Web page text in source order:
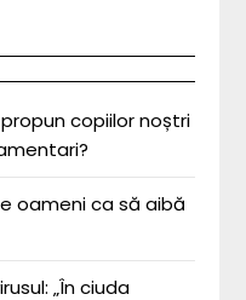
copiilor noștri
oameni ca să aibă
„În ciuda